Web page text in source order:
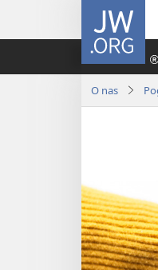
JW.ORG
O nas